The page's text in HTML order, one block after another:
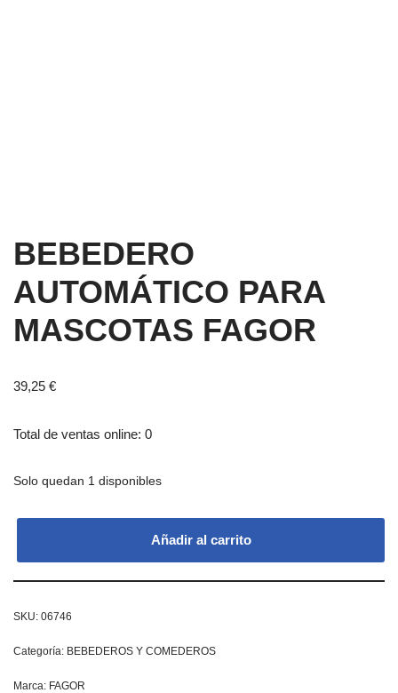
BEBEDERO
AUTOMÁTICO PARA
MASCOTAS FAGOR
39,25 €
Total de ventas online: 0
Solo quedan 1 disponibles
Añadir al carrito
SKU: 06746
Categoría: BEBEDEROS Y COMEDEROS
Marca: FAGOR